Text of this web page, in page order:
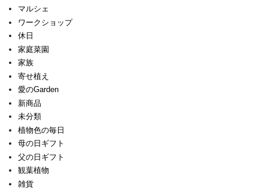
マルシェ
ワークショップ
休日
家庭菜園
家族
寄せ植え
愛のGarden
新商品
未分類
植物色の毎日
母の日ギフト
父の日ギフト
観葉植物
雑貨